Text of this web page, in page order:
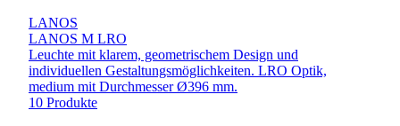
LANOS
LANOS M LRO
Leuchte mit klarem, geometrischem Design und
individuellen Gestaltungsmöglichkeiten. LRO Optik,
medium mit Durchmesser Ø396 mm.
10 Produkte